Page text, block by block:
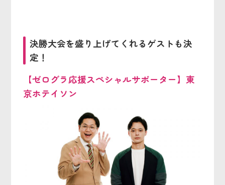
決勝大会を盛り上げてくれるゲストも決
定！
【ゼログラ応援スペシャルサポーター】東
京ホテイソン